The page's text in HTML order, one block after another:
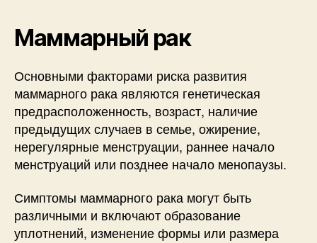
Маммарный рак
Основными факторами риска развития
маммарного рака являются генетическая
предрасположенность, возраст, наличие
предыдущих случаев в семье, ожирение,
нерегулярные менструации, раннее начало
менструаций или позднее начало менопаузы.
Симптомы маммарного рака могут быть
различными и включают образование
уплотнений, изменение формы или размера